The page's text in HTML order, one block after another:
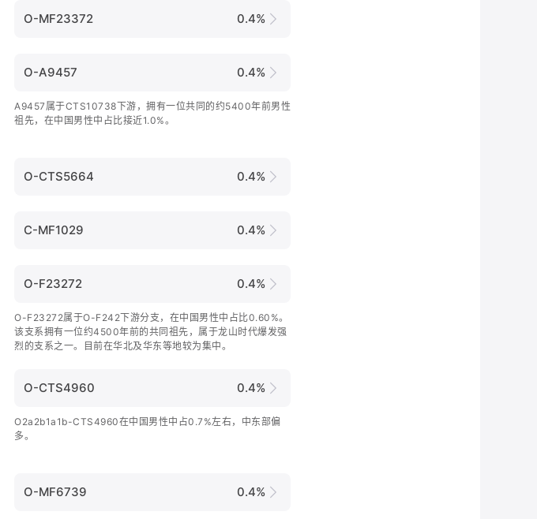
O-MF23372 0.4%
O-A9457 0.4%
A9457属于CTS10738下游，拥有一位共同的约5400年前男性
祖先，在中国男性中占比接近1.0%。
O-CTS5664 0.4%
C-MF1029 0.4%
O-F23272 0.4%
O-F23272属于O-F242下游分支，在中国男性中占比0.60%。
该支系拥有一位约4500年前的共同祖先，属于龙山时代爆发强
烈的支系之一。目前在华北及华东等地较为集中。
O-CTS4960 0.4%
O2a2b1a1b-CTS4960在中国男性中占0.7%左右，中东部偏
多。
O-MF6739 0.4%